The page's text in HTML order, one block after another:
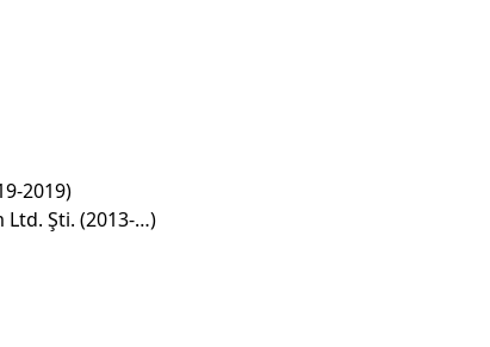
2019)
Ltd. Şti. (2013-…)